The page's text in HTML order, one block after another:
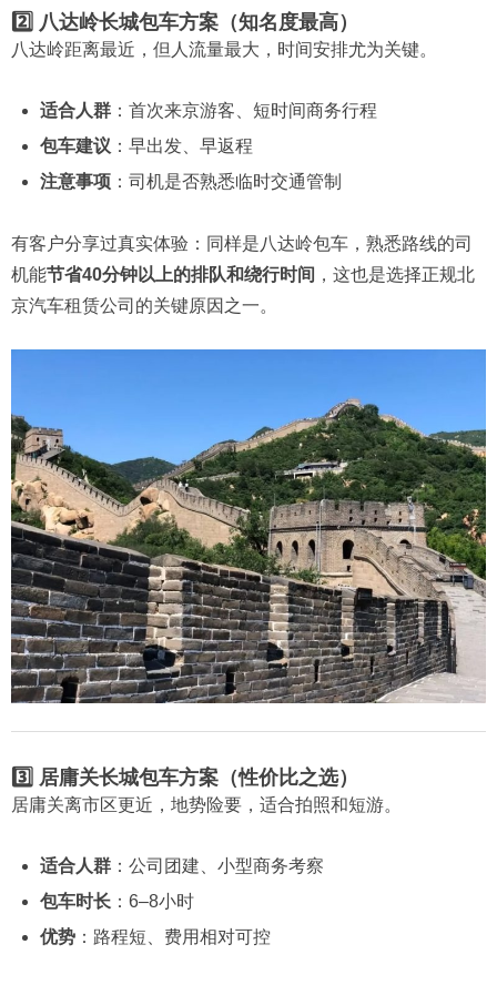
2️⃣ 八达岭长城包车方案（知名度最高）
八达岭距离最近，但人流量最大，时间安排尤为关键。
适合人群：首次来京游客、短时间商务行程
包车建议 ：早出发、早返程
注意事项：司机是否熟悉临时交通管制
有客户分享过真实体验：同样是八达岭包车，熟悉路线的司
机能节省40分钟以上的排队和绕行时间 ，这也是选择正规北
京汽车租赁公司的关键原因之一。
3️⃣ 居庸关长城包车方案（性价比之选）
居庸关离市区更近，地势险要，适合拍照和短游。
适合人群：公司团建、小型商务考察
包车时长：6–8小时
优势：路程短、费用相对可控